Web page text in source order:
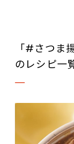
「#さつま
のレシピ一